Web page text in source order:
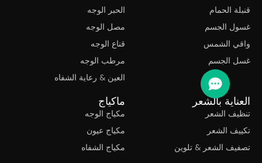
الحمام
الجسم
الشمس
الجسم
الحبر الوجه
مصل الوجه
قناع الوجه
مرطب الوجه
العين & رعاية الشفاه
بالشعر
الشعر
الشعر
الشعر & تلوين
ماكياج
مكياج الوجه
مكياج عيون
مكياج الشفاه